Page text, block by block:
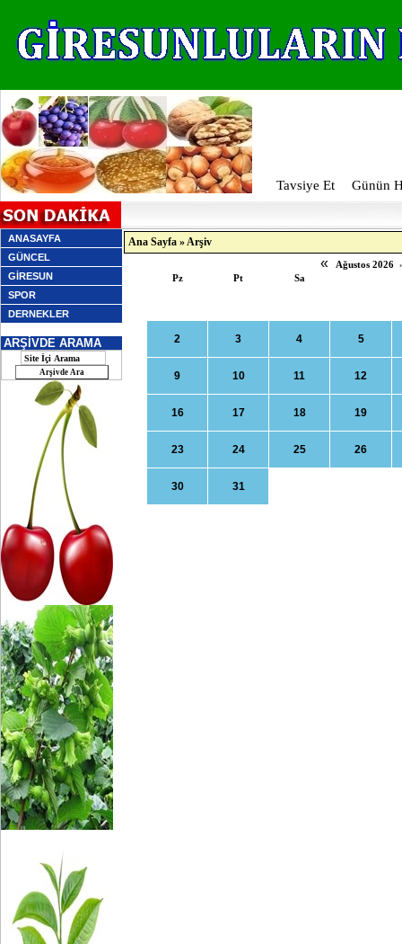
Tavsiye Et Günün
ANASAYFA
GÜNCEL
GİRESUN
SPOR
DERNEKLER
ARŞİVDE ARAMA
Ana Sayfa »Arşiv
« Ağustos 2026
Pz
Pt Sa
2 3 4 5
9 10 11 12
16 17 18 19
23 24 25 26
30 31